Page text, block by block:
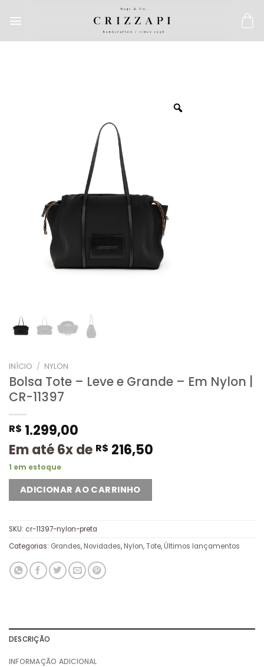
INÍCIO / NYLON
Bolsa Tote – Leve e Grande – Em Nylon |
CR-11397
R$ 1.299,00
Em até 6x de R$ 216,50
1 em estoque
ADICIONAR AO CARRINHO
SKU: cr-11397-nylon-preta
Categorias: Grandes, Novidades, Nylon,Tote, Últimos lançamentos
DESCRIÇÃO
INFORMAÇÃO ADICIONAL